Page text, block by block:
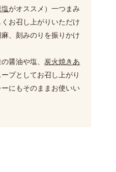
塩がオススメ）一つまみ
お召し上がりいただけ
、刻みのりを振りかけ
醤油や塩、 炭火焼きあ
プとしてお召し上がり
にもそのままお使いい